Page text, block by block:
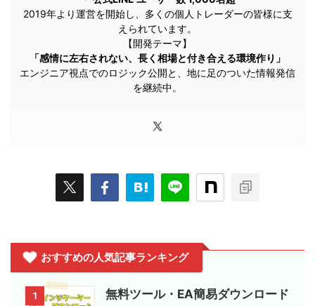
2019年より運営を開始し、多くの個人トレーダーの皆様に支
えられています。
【開発テーマ】
「感情に左右されない、長く相場と付き合える環境作り」
エンジニア視点でのロジック公開と、地に足のついた情報発信
を継続中。
おすすめの人気記事ランキング
1
無料ツール・EA簡易ダウンロード